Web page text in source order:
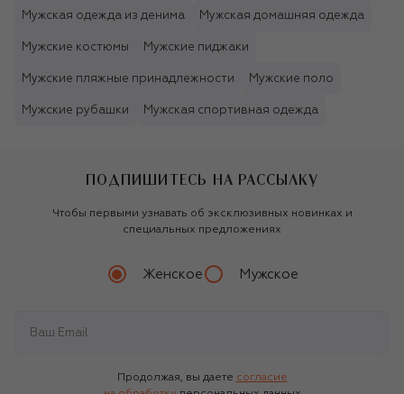
Мужская одежда из денима Мужская домашняя одежда
Мужские костюмы Мужские пиджаки
Мужские пляжные принадлежности Мужские поло
Мужские рубашки Мужская спортивная одежда
ПОДПИШИТЕСЬ НА РАССЫЛКУ
Чтобы первыми узнавать об эксклюзивных новинках и
специальных предложениях
Женское Мужское
Продолжая, вы даете согласие